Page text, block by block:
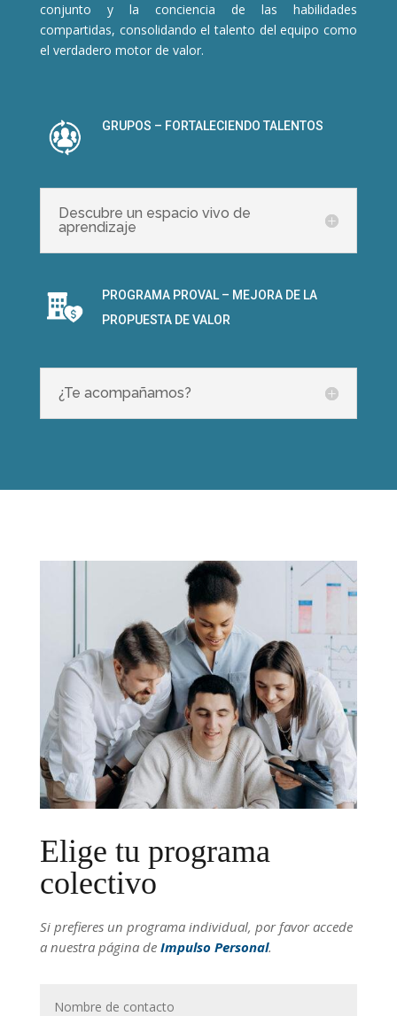
conjunto y la conciencia de las habilidades
compartidas, consolidando el talento del equipo como
el verdadero motor de valor.
GRUPOS – FORTALECIENDO TALENTOS
Descubre un espacio vivo de
aprendizaje
PROGRAMA PROVAL – MEJORA DE LA
PROPUESTA DE VALOR
¿Te acompañamos?
Elige tu programa
colectivo
Si prefieres un programa individual, por favor accede
a nuestra página de Impulso Personal.